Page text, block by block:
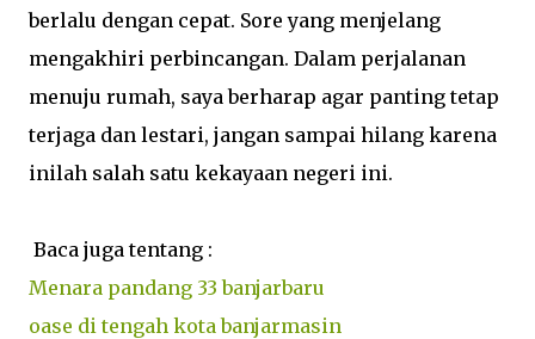
berlalu dengan cepat. Sore yang menjelang
mengakhiri perbincangan. Dalam perjalanan
menuju rumah, saya berharap agar panting tetap
terjaga dan lestari, jangan sampai hilang karena
inilah salah satu kekayaan negeri ini.
Baca juga tentang :
Menara pandang 33 banjarbaru
oase di tengah kota banjarmasin